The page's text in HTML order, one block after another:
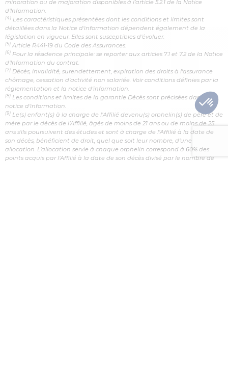
minoration ou de majoration disponibles à l’article 5.2.1 de la Notice
d’Information.
(4) Les caractéristiques présentées dont les conditions et limites sont
détaillées dans la Notice d’information dépendent également de la
législation en vigueur. Elles sont susceptibles d’évoluer.
(5) Article R441-19 du Code des Assurances.
(6) Pour la résidence principale: se reporter aux articles 7.1 et 7.2 de la Notice
d’Information du contrat.
(7) Décès, invalidité, surendettement, expiration des droits à l'assurance
chômage, cessation d'activité non salariée. Voir conditions définies par la
réglementation et la notice d'information.
(8) Les conditions et limites de la garantie Décès sont précisées dans la
notice d’information.
(9) Le(s) enfant(s) à la charge de l’Affilié devenu(s) orphelin(s) de père et de
mère par le décès de l’Affilié, âgés de moins de 21 ans ou de moins de 25
ans s’ils poursuivent des études et sont à charge de l’Affilié à la date de
son décès, bénéficient de droit, quel que soit leur nombre, d’une
allocation. L’allocation servie à chaque orphelin correspond à 60% des
points acquis par l’Affilié à la date de son décès divisé par le nombre de